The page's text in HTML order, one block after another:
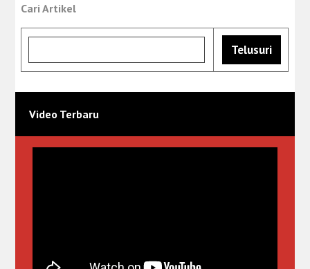
Cari Artikel
Video Terbaru